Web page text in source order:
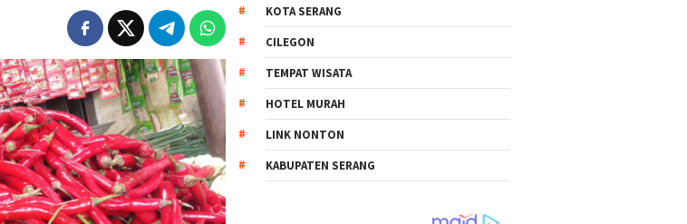
KOTA SERANG
CILEGON
TEMPAT WISATA
HOTEL MURAH
LINK NONTON
KABUPATEN SERANG